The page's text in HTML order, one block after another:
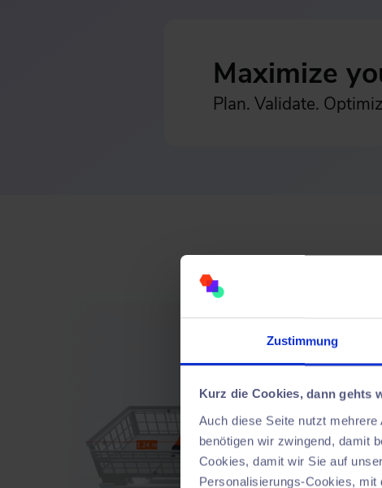
Zustimmung
Kurz die Cookies, dann gehts
Auch diese Seite nutzt
benötigen wir zwingend, damit
Cookies, damit wir Sie auf
Personalisierungs-Cookies,
Maximize
Plan. Validate.